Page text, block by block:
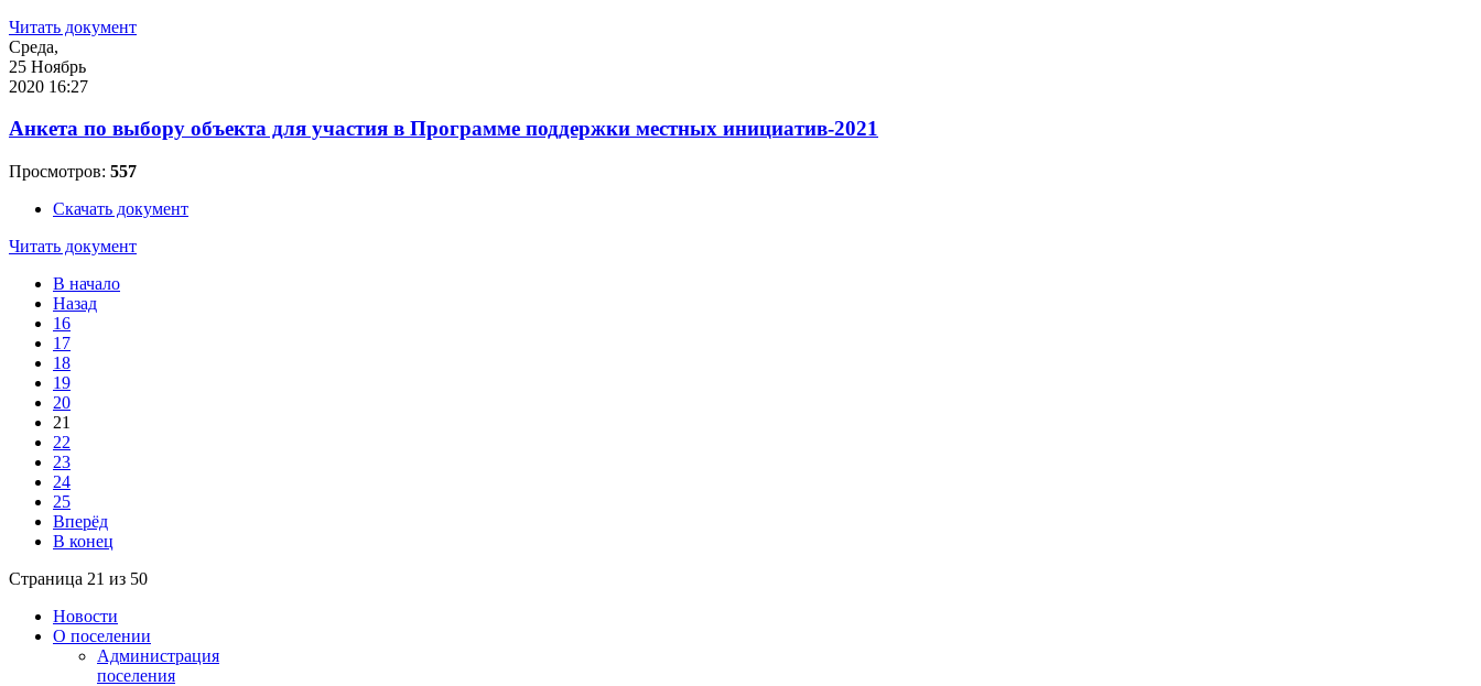
Читать документ
Среда,
25 Ноябрь
2020 16:27
Анкета по выбору объекта для участия в Программе поддержки местных инициатив-2021
Просмотров: 557
Скачать документ
Читать документ
В начало
Назад
16
17
18
19
20
21
22
23
24
25
Вперёд
В конец
Страница 21 из 50
Новости
О поселении
Администрация
поселения